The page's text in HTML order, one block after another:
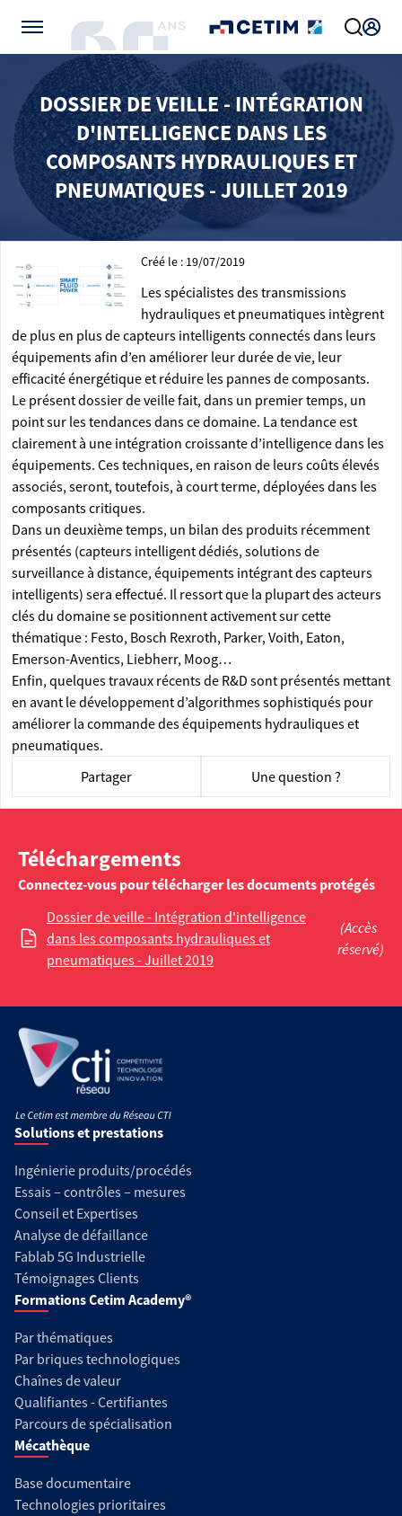
DOSSIER DE VEILLE - INTÉGRATION
D'INTELLIGENCE DANS LES
COMPOSANTS HYDRAULIQUES ET
PNEUMATIQUES - JUILLET 2019
Créé le : 19/07/2019
Les spécialistes des transmissions
hydrauliques et pneumatiques intègrent
de plus en plus de capteurs intelligents connectés dans leurs
équipements afin d’en améliorer leur durée de vie, leur
efficacité énergétique et réduire les pannes de composants.
Le présent dossier de veille fait, dans un premier temps, un
point sur les tendances dans ce domaine. La tendance est
clairement à une intégration croissante d’intelligence dans les
équipements. Ces techniques, en raison de leurs coûts élevés
associés, seront, toutefois, à court terme, déployées dans les
composants critiques.
Dans un deuxième temps, un bilan des produits récemment
présentés (capteurs intelligent dédiés, solutions de
surveillance à distance, équipements intégrant des capteurs
intelligents) sera effectué. Il ressort que la plupart des acteurs
clés du domaine se positionnent activement sur cette
thématique : Festo, Bosch Rexroth, Parker, Voith, Eaton,
Emerson-Aventics, Liebherr, Moog…
Enfin, quelques travaux récents de R&D sont présentés mettant
en avant le développement d’algorithmes sophistiqués pour
améliorer la commande des équipements hydrauliques et
pneumatiques.
Partager
Une question ?
Téléchargements
Connectez-vous pour télécharger les documents protégés
Dossier de veille - Intégration d'intelligence
dans les composants hydrauliques et
pneumatiques - Juillet 2019
(Accès
réservé)
Solutions et prestations
Ingénierie produits/procédés
Essais – contrôles – mesures
Conseil et Expertises
Analyse de défaillance
Fablab 5G Industrielle
Témoignages Clients
Formations Cetim Academy®
Par thématiques
Par briques technologiques
Chaînes de valeur
Qualifiantes - Certifiantes
Parcours de spécialisation
Mécathèque
Base documentaire
Technologies prioritaires